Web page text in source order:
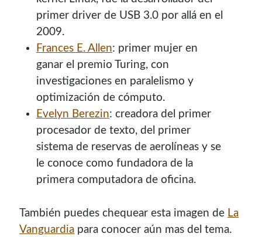
Humor Geek
Tutoriales
Descargas
El Autor
Blogroll Geek
Codigeek
El Blog de Luis
primer driver de USB 3.0 por allá en el
2009.
Frances E. Allen: primer mujer en
ganar el premio Turing, con
investigaciones en paralelismo y
optimización de cómputo.
Evelyn Berezin: creadora del primer
procesador de texto, del primer
sistema de reservas de aerolíneas y se
le conoce como fundadora de la
primera computadora de oficina.
También puedes chequear esta imagen de La
Vanguardia para conocer aún mas del tema.